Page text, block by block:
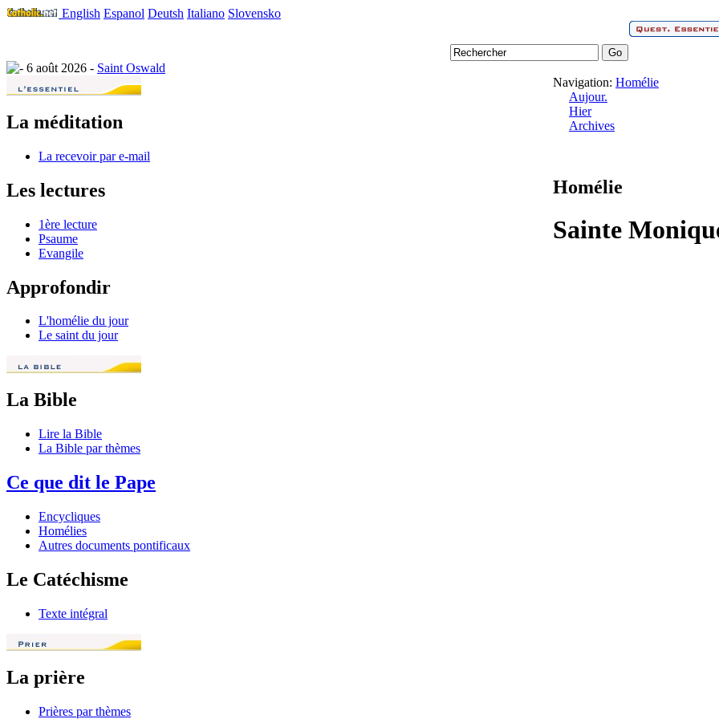
English Espanol Deutsh Italiano Slovensko
6 août 2026 - Saint Oswald
La méditation
La recevoir par e-mail
Les lectures
1ère lecture
Psaume
Evangile
Approfondir
L'homélie du jour
Le saint du jour
La Bible
Lire la Bible
La Bible par thèmes
Ce que dit le Pape
Encycliques
Homélies
Autres documents pontificaux
Le Catéchisme
Texte intégral
La prière
Prières par thèmes
Navigation: Homélie
Aujour.
Hier
Archives
Homélie
Sainte